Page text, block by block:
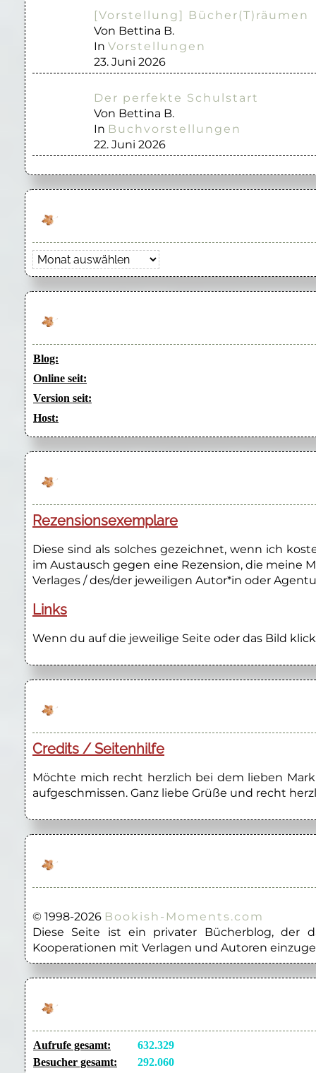
[Vorstellung] Bücher(T)räumen
Von Bettina B.
In Vorstellungen
23. Juni 2026
Der perfekte Schulstart
Von Bettina B.
In Buchvorstellungen
22. Juni 2026
Archiv
Blog:
Online seit:
Version seit:
Host:
Rezensionsexemplare
Diese sind als solches gezeichnet, wenn ich
im Austausch gegen eine Rezension, die meine
Verlages / des/der jeweiligen Autor*in oder
Links
Wenn du auf die jeweilige Seite oder das Bild
Credits / Seitenhilfe
Möchte mich recht herzlich bei dem lieben
aufgeschmissen. Ganz liebe Grüße und recht
© 1998-2026 Bookish-Moments.com
Diese Seite ist ein privater Bücherblog, der
Kooperationen mit Verlagen und Autoren
Aufrufe gesamt:
632.329
Besucher gesamt:
292.060